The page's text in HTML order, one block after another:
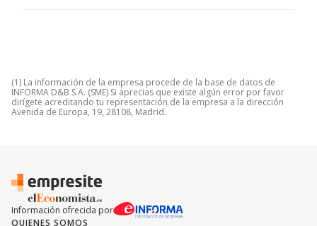
(1) La información de la empresa procede de la base de datos de
INFORMA D&B S.A. (SME) Si aprecias que existe algún error por favor
dirígete acreditando tu representación de la empresa a la dirección
Avenida de Europa, 19, 28108, Madrid.
Información ofrecida por
QUIENES SOMOS